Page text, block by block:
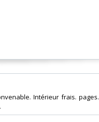
Intérieur frais. pages.